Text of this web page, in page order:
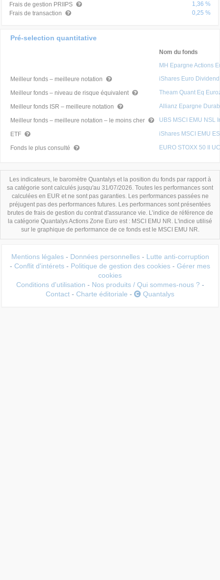
Frais de gestion PRIIPS
1,36 %
Frais de transaction
0,25 %
Pré-selection quantitative
Nom du fonds
MH Epargne Actions
Meilleur fonds – meilleure notation
iShares Euro
Meilleur fonds – niveau de risque équivalent Theam Quant Eq
Meilleur fonds ISR – meilleure notation Allianz Epargne
Meilleur fonds – meilleure notation – le moins cher UBS MSCI EMU NSL
ETF iShares MSCI EMU
Fonds le plus consulté EURO STOXX 50 II
Les indicateurs, le baromètre Quantalys et la position du fonds par rapport à
sa catégorie sont calculés jusqu'au 31/07/2026. Toutes les performances sont
calculées en EUR et ne sont pas garanties. Les performances passées ne
préjugent pas des performances futures. Les performances sont présentées
brutes de frais de gestion du contrat d'assurance vie. L’indice de référence de
la catégorie Quantalys Actions Zone Euro est : MSCI EMU NR. L'indice utilisé
sur le graphique de performance de ce fonds est le MSCI EMU NR.
Mentions légales - Données personnelles - Lutte anti-corruption
- Conflit d'intérets - Politique de gestion des cookies - Gérer mes
cookies
Conditions d'utilisation - Nos produits / Qui sommes-nous ? -
Contact - Charte éditoriale - Quantalys